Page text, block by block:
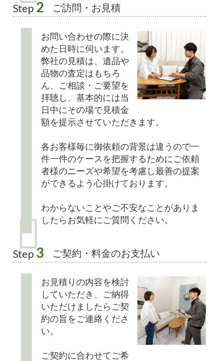
Step 2 ご訪問・お見積
お問い合わせの際に決
めた日時に伺います。
弊社の見積は、遺品や
品物の査定はもちろ
ん、ご相談・ご要望を
拝聴し、基本的には当
日中にその場で見積金
額を提示させていただきます。
各お客様毎に御依頼の背景は違うので一
件一件のケースを把握するためにご依頼
者様のニーズや希望を考慮し最善の提案
ができるよう心掛けております。
わからないことやご不安なことがありま
したらお気軽にご質問ください。
Step 3 ご契約・料金のお支払い
お見積りの内容を検討
していただき、ご納得
いただけましたらご契
約の旨をご連絡くださ
い。
ご契約に合わせてご希